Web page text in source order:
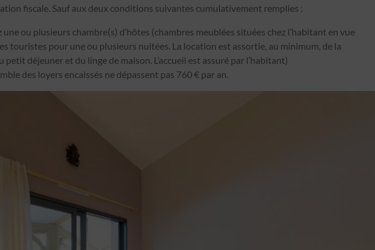
fiscale. Sauf aux deux conditions suivantes cumulativement remplies :
une ou plusieurs chambre(s) d’hôtes (chambres meublées situées chez l’habitant en vue
touristes pour une ou plusieurs nuitées. La location est assortie, au minimum, de la
déjeuner et du linge de maison. L’accueil est assuré par l’habitant)
des loyers encaissés ne dépassent pas 760 € par an.